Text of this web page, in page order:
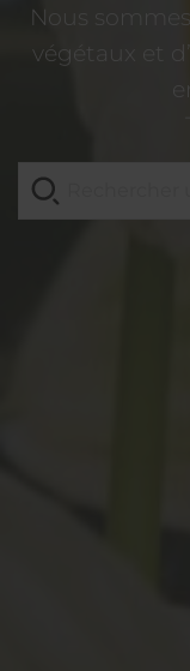
Nous
végétaux et